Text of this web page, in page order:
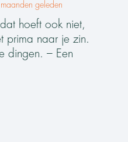
geleden
hoeft ook niet,
prima naar je zin.
dingen. – Een